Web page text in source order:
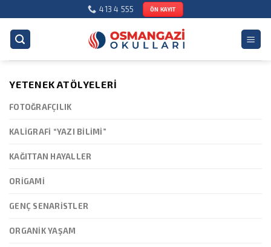
to
content
413 4 555 ÖN KAYIT
YETENEK ATÖLYELERI
FOTOĞRAFÇILIK
KALIGRAFI “YAZI BILIMI”
KAĞITTAN HAYALLER
ORIGAMI
GENÇ SENARISTLER
ORGANIK YAŞAM